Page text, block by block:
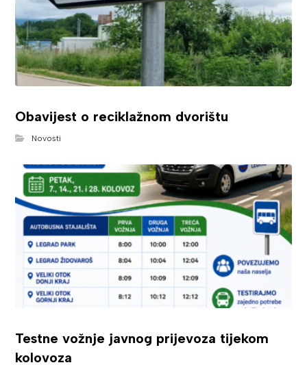
Obavijest o reciklažnom dvorištu
Novosti
Testne vožnje javnog prijevoza tijekom
kolovoza